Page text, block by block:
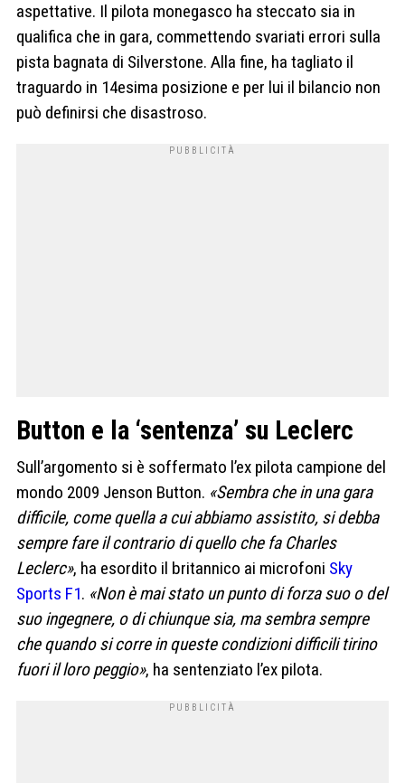
aspettative. Il pilota monegasco ha steccato sia in
qualifica che in gara, commettendo svariati errori sulla
pista bagnata di Silverstone. Alla fine, ha tagliato il
traguardo in 14esima posizione e per lui il bilancio non
può definirsi che disastroso.
Button e la ‘sentenza’ su Leclerc
Sull’argomento si è soffermato l’ex pilota campione del
mondo 2009 Jenson Button. «Sembra che in una gara
difficile, come quella a cui abbiamo assistito, si debba
sempre fare il contrario di quello che fa Charles
Leclerc», ha esordito il britannico ai microfoni Sky
Sports F1. «Non è mai stato un punto di forza suo o del
suo ingegnere, o di chiunque sia, ma sembra sempre
che quando si corre in queste condizioni difficili tirino
fuori il loro peggio», ha sentenziato l’ex pilota.